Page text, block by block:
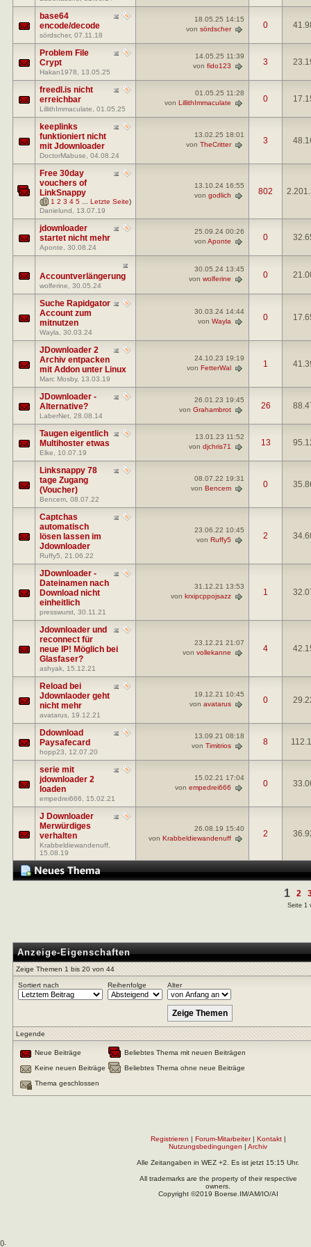
base64
encode/decode
sördscher, 07.11.18
18.05.25 14:15
von sördscher 0
Problem File
Crypt
Hakan1978 , 13.05.25
14.05.25 11:39
von fido123 3
freedl.is nicht
erreichbar
LillithImmaculate , 01.05.25
01.05.25 11:28
von LillithImmaculate 0
keeplinks
funktioniert nicht
mit Jdownloader
DoctorMabuse , 04.08.24
13.02.25 18:01
von TheCritter 3
Free 30day
vouchers of
LinkSnappy
( 1 2 3 4 5 Letzte Seite)
Danielund , 13.07.19
13.10.24 16:55
von godlich 802
jdownloader
startet nicht mehr
Aponte , 30.08.24
25.09.24 00:26
von Aponte 0
Accountverlängerung
wolferine , 30.05.24
30.05.24 13:45
von wolferine 0
Suche Rapidgator
Account zum
mitnutzen
Wayla , 30.03.24
30.03.24 14:44
von Wayla 0
JDownloader 2
Archiv entpacken
mit Addon unter Linux
Marc Mosby, 13.03.19
24.10.23 19:19
von FetterWal 1
JDownloader -
Alternative?
LaberNet , 28.08.14
26.01.23 19:45
von Grahambrot 26
Taugen eigentlich
Multihoster etwas
Elke , 10.07.19
13.01.23 11:52
von djchris71 13
Linksnappy 78
tage Zugang
(Voucher)
Bencem , 08.07.22
08.07.22 19:31
von Bencem 0
Captchas
automatisch
lösen lassen im
Jdownloader
Ruffy5 , 21.06.22
23.06.22 10:45
von Ruffy5 2
JDownloader -
Dateinamen nach
Download nicht
einheitlich
presswurst , 30.11.21
31.12.21 13:53
von krxipcppojsazz 1
Jdownloader und
reconnect für
neue IP! Möglich bei
Glasfaser?
ashyak , 15.12.21
23.12.21 21:07
von vollekanne 4
Reload bei
Jdownlaoder geht
nicht mehr
avatarus , 19.12.21
19.12.21 10:45
von avatarus 0
Ddownload
Paysafecard
hopp23 , 12.07.20
13.09.21 08:18
von Timitrios 8
serie mit
jdownloader 2
loaden
empedrei666 , 15.02.21
15.02.21 17:04
von empedrei666 0
J Downloader
Merwürdiges
verhalten
Krabbeldiewandenuff
15.08.19
26.08.19 15:40
von Krabbeldiewandenuff 2
1 2
Seite 1
Anzeige-Eigenschaften
Zeige Themen 1 bis 20 von 44
Sortiert nach Reihenfolge Alter
Legende
Neue Beiträge
Beliebtes Thema mit neuen Beiträgen
Keine neuen Beiträge
Beliebtes Thema ohne neue Beiträge
Thema geschlossen
Registrieren | Forum-Mitarbeiter| Kontakt|
Nutzungsbedingungen | Archiv
Alle Zeitangaben in WEZ +2. Es ist jetzt 15:15 Uhr.
All trademarks are the property of their respective
owners.
Copyright ©2019 Boerse.IM/AM/IO/AI
().